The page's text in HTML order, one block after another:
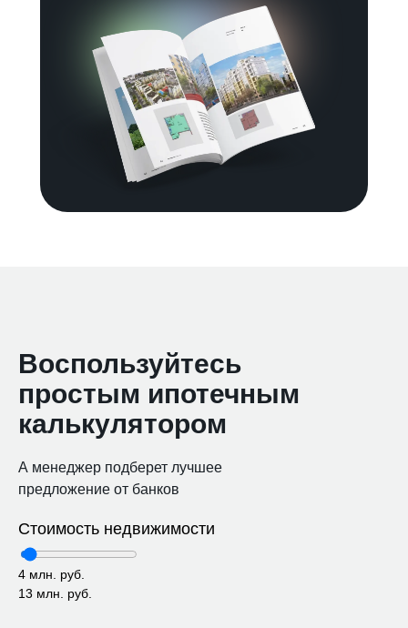
Воспользуйтесь
простым ипотечным
калькулятором
А менеджер подберет лучшее
предложение от банков
Стоимость недвижимости
4 млн. руб.
13 млн. руб.